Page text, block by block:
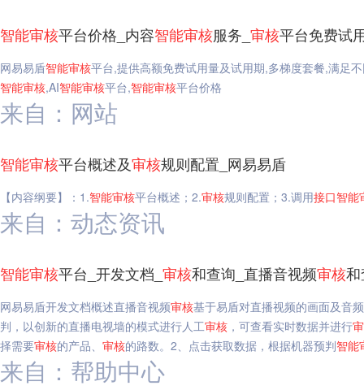
智能审核平台价格_内容智能审核服务_ 审核平台免费试
网易易盾智能审核平台,提供高额免费试用量及试用期,多梯度套餐,满足
智能审核,AI智能审核平台,智能审核平台价格
来自：网站
智能审核平台概述及审核规则配置_网易易盾
【内容纲要】：1.智能审核平台概述；2.审核规则配置；3.调用接口智能
来自：动态资讯
智能审核平台_开发文档_ 审核和查询_直播音视频审核
网易易盾开发文档概述直播音视频审核基于易盾对直播视频的画面及音
判，以创新的直播电视墙的模式进行人工审核 ，可查看实时数据并进行
择需要审核的产品、 审核的路数。2、点击获取数据，根据机器预判智能
来自：帮助中心